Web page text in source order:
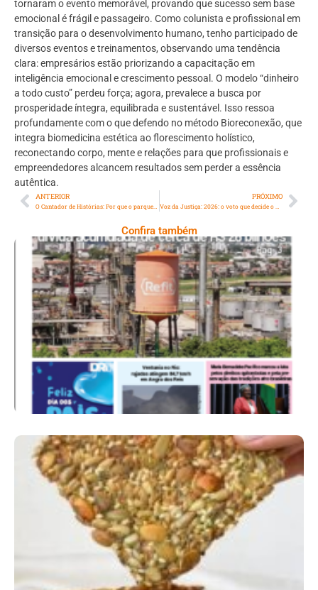
tornaram o evento memorável, provando que sucesso sem base
emocional é frágil e passageiro. Como colunista e profissional em
transição para o desenvolvimento humano, tenho participado de
diversos eventos e treinamentos, observando uma tendência
clara: empresários estão priorizando a capacitação em
inteligência emocional e crescimento pessoal. O modelo “dinheiro
a todo custo” perdeu força; agora, prevalece a busca por
prosperidade íntegra, equilibrada e sustentável. Isso ressoa
profundamente com o que defendo no método Bioreconexão, que
integra biomedicina estética ao florescimento holístico,
reconectando corpo, mente e relações para que profissionais e
empreendedores alcancem resultados sem perder a essência
autêntica.
ANTERIOR
O Cantador de Histórias: Por que o parque da Aclimação foi o lugar mais certo de São Paulo naquele dia
PRÓXIMO
Voz da Justiça: 2026: o voto que decide o destino — democracia, poder e o Brasil que escolheremos ser
Confira também
Ano X – Número 367 08 A 14 De Agosto De
2026
Comer Bem: Cracker De Sementes